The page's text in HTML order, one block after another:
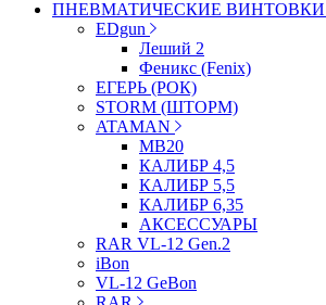
ПНЕВМАТИЧЕСКИЕ ВИНТОВКИ
EDgun
Леший 2
Феникс (Fenix)
ЕГЕРЬ (РОК)
STORM (ШТОРМ)
ATAMAN
МВ20
КАЛИБР 4,5
КАЛИБР 5,5
КАЛИБР 6,35
АКСЕССУАРЫ
RAR VL-12 Gen.2
iBon
VL-12 GeBon